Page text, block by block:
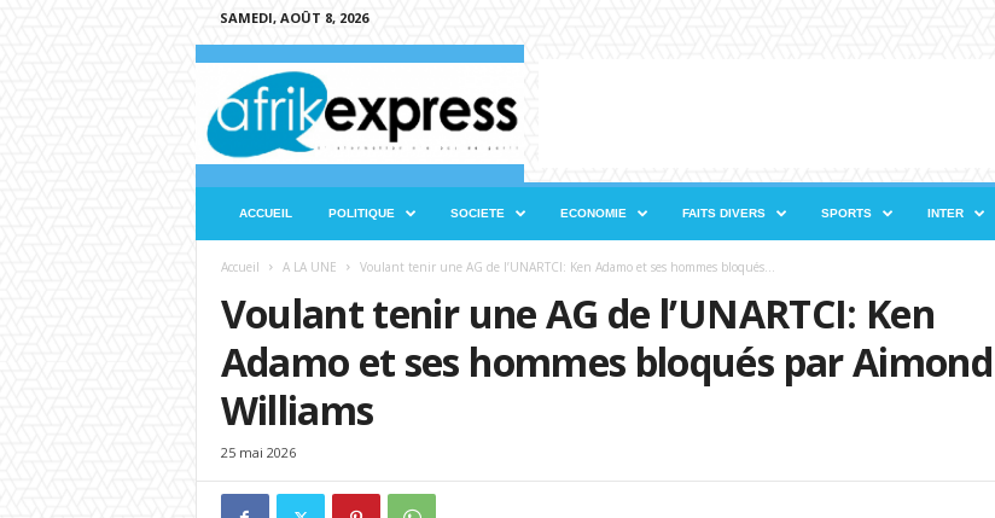
SAMEDI, AOÛT 8, 2026
e
ACCUEIL POLITIQUE SOCIETE ECONOMIE FAITS DIVERS SPORTS INTER
Accueil A LA UNE Voulant tenir une AG de l’UNARTCI: Ken Adamo et ses hommes bloqués...
Voulant tenir une AG de l’UNARTCI: Ken
Adamo et ses hommes bloqués par Aimond
Williams
25 mai 2026